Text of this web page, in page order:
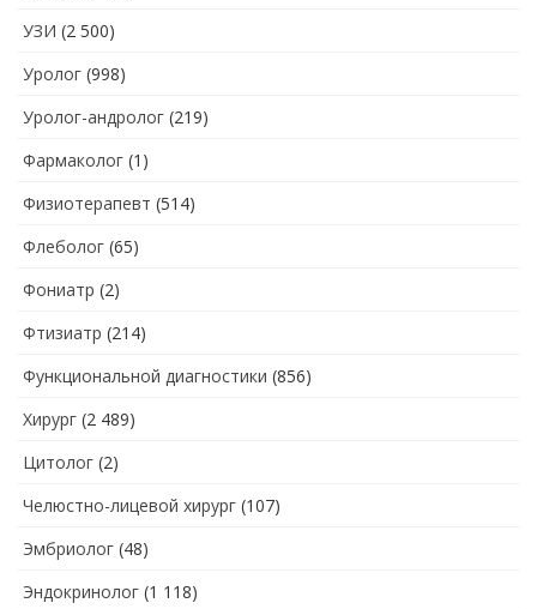
УЗИ (2 500)
Уролог (998)
Уролог-андролог (219)
Фармаколог (1)
Физиотерапевт (514)
Флеболог (65)
Фониатр (2)
Фтизиатр (214)
Функциональной диагностики (856)
Хирург (2 489)
Цитолог (2)
Челюстно-лицевой хирург (107)
Эмбриолог (48)
Эндокринолог (1 118)